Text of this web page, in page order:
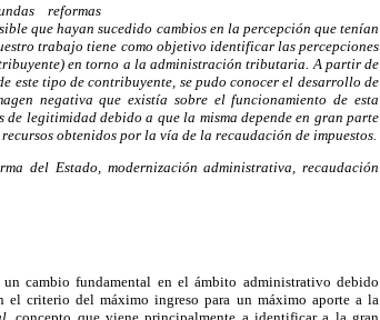
reformas
que hayan sucedido cambios en la percepción que tenían
trabajo tiene como objetivo identificar las percepciones
en torno a la administración tributaria. A partir de
este tipo de contribuyente, se pudo conocer el desarrollo de
negativa que existía sobre el funcionamiento de esta
legitimidad debido a que la misma depende en gran parte
obtenidos por la vía de la recaudación de impuestos.
del Estado, modernización administrativa, recaudación
cambio fundamental en el ámbito administrativo debido
el criterio del máximo ingreso para un máximo aporte a la